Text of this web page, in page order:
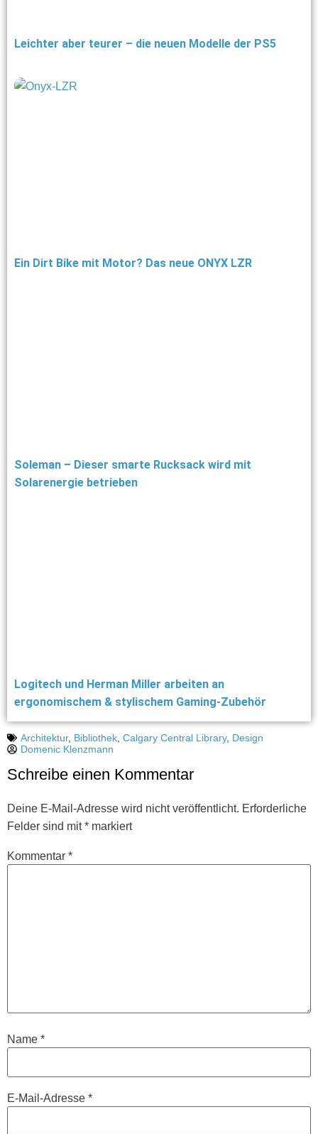
Leichter aber teurer – die neuen Modelle der PS5
Ein Dirt Bike mit Motor? Das neue ONYX LZR
Soleman – Dieser smarte Rucksack wird mit
Solarenergie betrieben
Logitech und Herman Miller arbeiten an
ergonomischem & stylischem Gaming-Zubehör
Architektur, Bibliothek Calgary Central Library, Design
Domenic Klenzmann
Schreibe einen Kommentar
Deine E-Mail-Adresse wird nicht veröffentlicht. Erforderliche
Felder sind mit* markiert
Kommentar *
Name *
E-Mail-Adresse *